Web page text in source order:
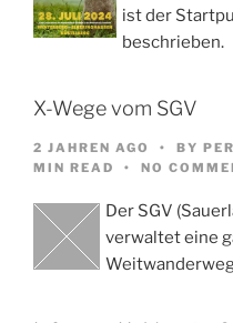
ist der
beschrieben.
X-Wege vom SGV
2 JAHREN AGO BY
MIN READ
NO
Der SGV
verwaltet eine